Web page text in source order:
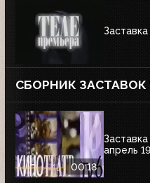
СБОРНИК ЗАСТАВОК
00:18
апрель